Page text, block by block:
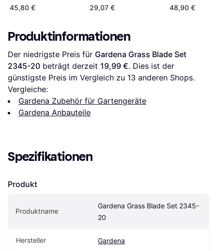
45,80 € 29,07 €
F016800608
48,90 €
Produktinformationen
Der niedrigste Preis für Gardena Grass Blade Set
2345-20 beträgt derzeit 19,99 €. Dies ist der
günstigste Preis im Vergleich zu 13 anderen Shops.
Vergleiche:
Gardena Zubehör für Gartengeräte
Gardena Anbauteile
Spezifikationen
Produkt
Produktname
Gardena Grass Blade Set 2345-
20
Hersteller Gardena